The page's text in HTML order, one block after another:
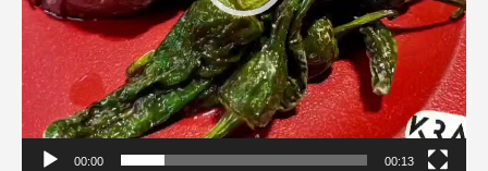
d
e
v
00:00 00:13